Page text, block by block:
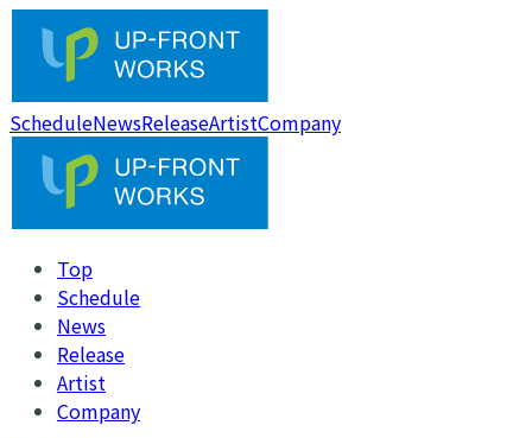
ScheduleNewsReleaseArtistCompany
Top
Schedule
News
Release
Artist
Company